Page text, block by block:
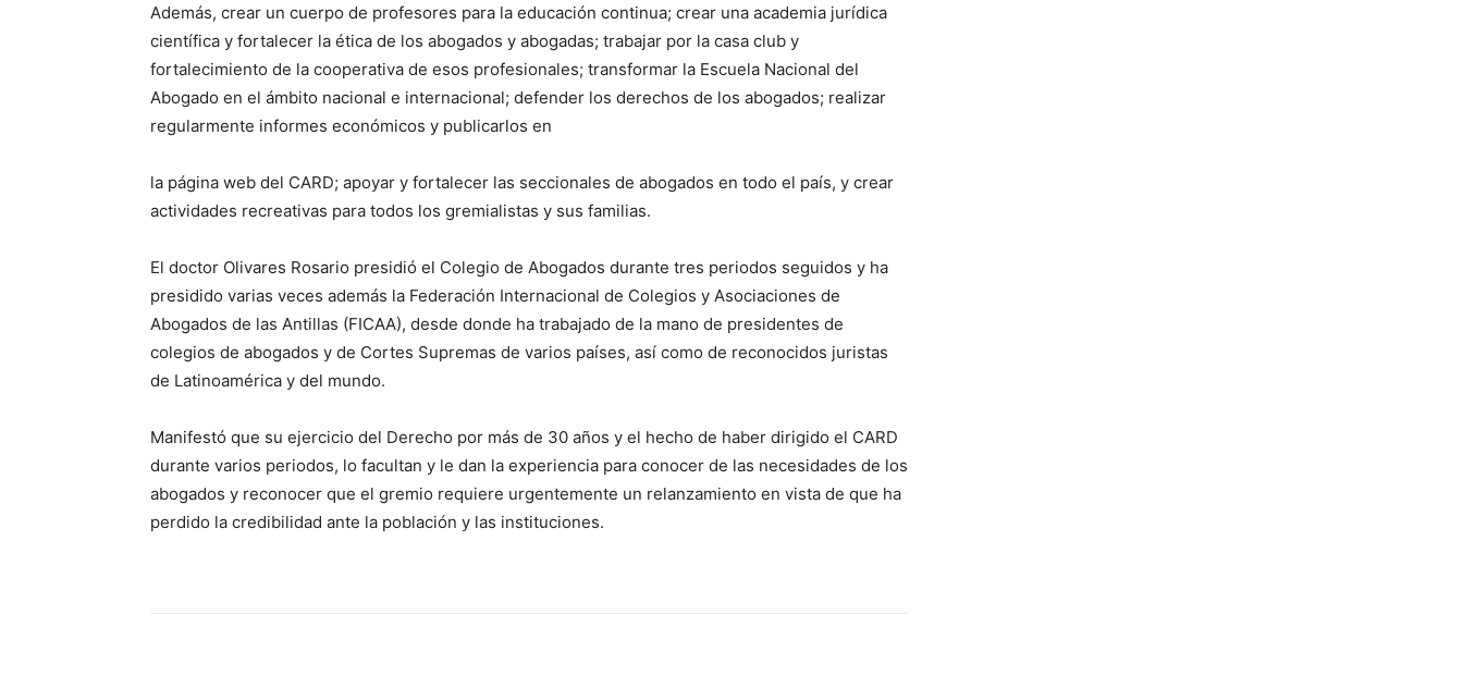
Además, crear un cuerpo de profesores para la educación continua; crear una academia jurídica
científica y fortalecer la ética de los abogados y abogadas; trabajar por la casa club y
fortalecimiento de la cooperativa de esos profesionales; transformar la Escuela Nacional del
Abogado en el ámbito nacional e internacional; defender los derechos de los abogados; realizar
regularmente informes económicos y publicarlos en
la página web del CARD; apoyar y fortalecer las seccionales de abogados en todo el país, y crear
actividades recreativas para todos los gremialistas y sus familias.
El doctor Olivares Rosario presidió el Colegio de Abogados durante tres periodos seguidos y ha
presidido varias veces además la Federación Internacional de Colegios y Asociaciones de
Abogados de las Antillas (FICAA), desde donde ha trabajado de la mano de presidentes de
colegios de abogados y de Cortes Supremas de varios países, así como de reconocidos juristas
de Latinoamérica y del mundo.
Manifestó que su ejercicio del Derecho por más de 30 años y el hecho de haber dirigido el CARD
durante varios periodos, lo facultan y le dan la experiencia para conocer de las necesidades de los
abogados y reconocer que el gremio requiere urgentemente un relanzamiento en vista de que ha
perdido la credibilidad ante la población y las instituciones.